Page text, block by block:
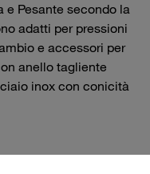
e Pesante secondo la
adatti per pressioni
e accessori per
anello tagliente
inox con conicità